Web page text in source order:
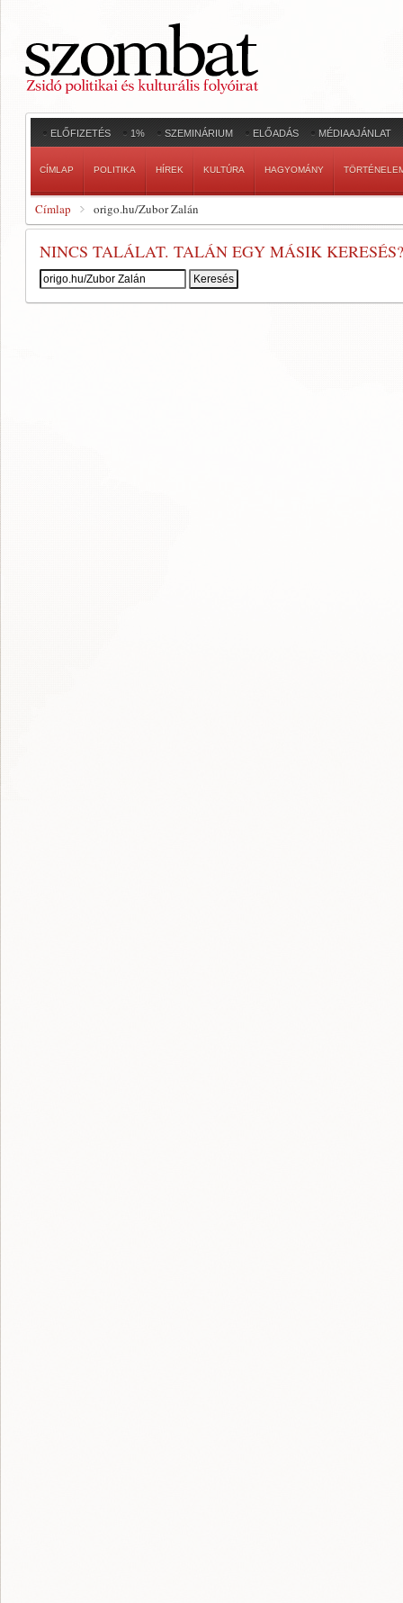
ELŐFIZETÉS 1% SZEMINÁRIUM ELŐADÁS MÉDIAAJÁNLAT
CÍMLAP POLITIKA HÍREK KULTÚRA HAGYOMÁNY
Címlap origo.hu/Zubor Zalán
NINCS TALÁLAT. TALÁN EGY MÁSIK KERESÉS?
Keresés: